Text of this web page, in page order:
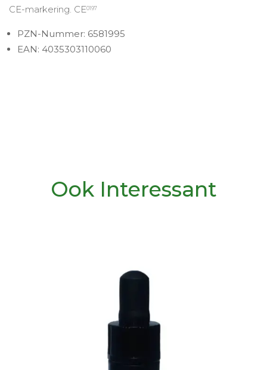
CE-markering. CE0197
PZN-Nummer: 6581995
EAN: 4035303110060
Ook Interessant